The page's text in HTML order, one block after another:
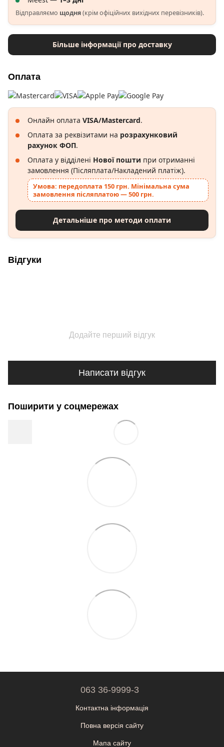
Відправляємо щодня(крім офіційних вихідних перевізників).
Більше інформації про доставку
Оплата
Онлайн оплата VISA/Mastercard.
Оплата за реквізитами на розрахунковий
рахунок ФОП.
Оплата у відділені Нової пошти при отриманні
замовлення (Післяплата/Накладений платіж).
Умова: передоплата 150 грн. Мінімальна сума
замовлення післяплатою — 500 грн.
Детальніше про методи оплати
Відгуки
Додайте перший відгук
Написати відгук
Поширити у соцмережах
063 36-9999-3
Контактна інформація
Повна версія сайту
Мапа сайту